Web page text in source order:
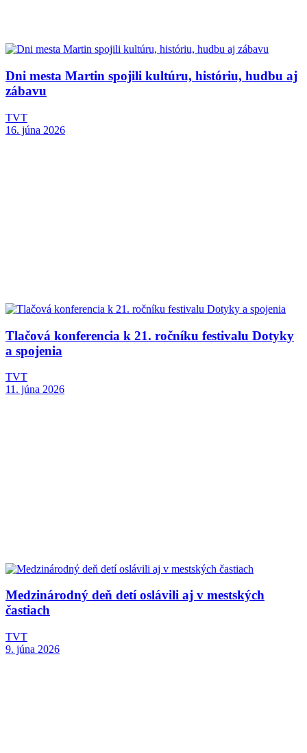
Dni mesta Martin spojili kultúru, históriu, hudbu aj
zábavu
TVT
16. júna 2026
Tlačová konferencia k 21. ročníku festivalu Dotyky
a spojenia
TVT
11. júna 2026
Medzinárodný deň detí oslávili aj v mestských
častiach
TVT
9. júna 2026